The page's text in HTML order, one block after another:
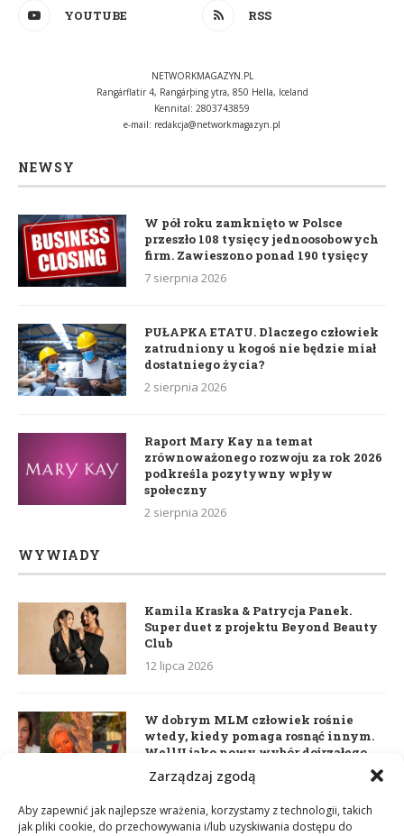
Zarządzaj zgodą
Aby zapewnić jak najlepsze wrażenia, korzystamy z technologii, takich
jak pliki cookie, do przechowywania i/lub uzyskiwania dostępu do
YOUTUBE RSS
NETWORKMAGAZYN.PL
Rangárflatir 4, Rangárþing ytra, 850 Hella, Iceland
Kennital: 2803743859
e-mail: redakcja@networkmagazyn.pl
NEWSY
W pół roku zamknięto w Polsce
przeszło 108 tysięcy jednoosobowych
firm. Zawieszono ponad 190 tysięcy
7 sierpnia 2026
PUŁAPKA ETATU. Dlaczego człowiek
zatrudniony u kogoś nie będzie miał
dostatniego życia?
2 sierpnia 2026
Raport Mary Kay na temat
zrównoważonego rozwoju za rok 2026
podkreśla pozytywny wpływ
społeczny
2 sierpnia 2026
WYWIADY
Kamila Kraska & Patrycja Panek.
Super duet z projektu Beyond Beauty
Club
12 lipca 2026
W dobrym MLM człowiek rośnie
wtedy, kiedy pomaga rosnąć innym.
WellU jako nowy wybór dojrzałego
lidera